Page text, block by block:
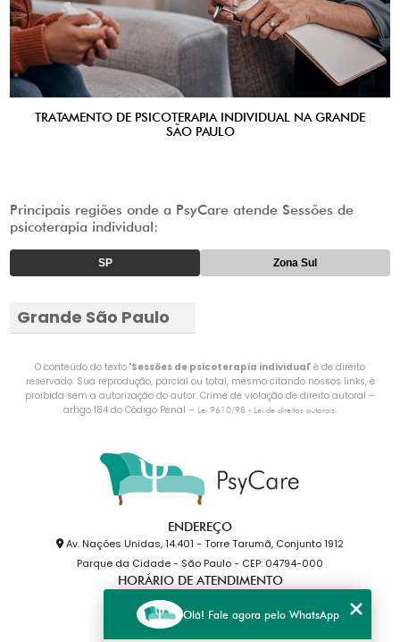
TRATAMENTO DE PSICOTERAPIA INDIVIDUAL NA GRANDE
SÃO PAULO
Principais regiões onde a PsyCare atende Sessões de
psicoterapia individual:
SP Zona Sul
Grande São Paulo
O conteúdo do texto "Sessões de psicoterapia individual" é de direito
reservado. Sua reprodução, parcial ou total, mesmo citando nossos links, é
proibida sem a autorização do autor. Crime de violação de direito autoral –
artigo 184 do Código Penal – Lei 9610/98 - Lei de direitos autorais.
ENDEREÇO
Av. Nações Unidas, 14.401 - Torre Tarumã, Conjunto 1912
Parque da Cidade - São Paulo - CEP: 04794-000
HORÁRIO DE ATENDIMENTO
Segunda a Sexta: 10h às 20h
PSYCARE
Olá! Fale agora pelo WhatsApp